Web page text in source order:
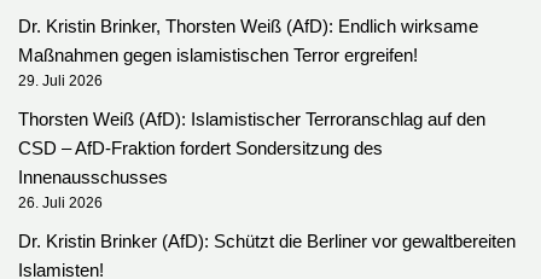
Dr. Kristin Brinker, Thorsten Weiß (AfD): Endlich wirksame
Maßnahmen gegen islamistischen Terror ergreifen!
29. Juli 2026
Thorsten Weiß (AfD): Islamistischer Terroranschlag auf den
CSD – AfD-Fraktion fordert Sondersitzung des
Innenausschusses
26. Juli 2026
Dr. Kristin Brinker (AfD): Schützt die Berliner vor gewaltbereiten
Islamisten!